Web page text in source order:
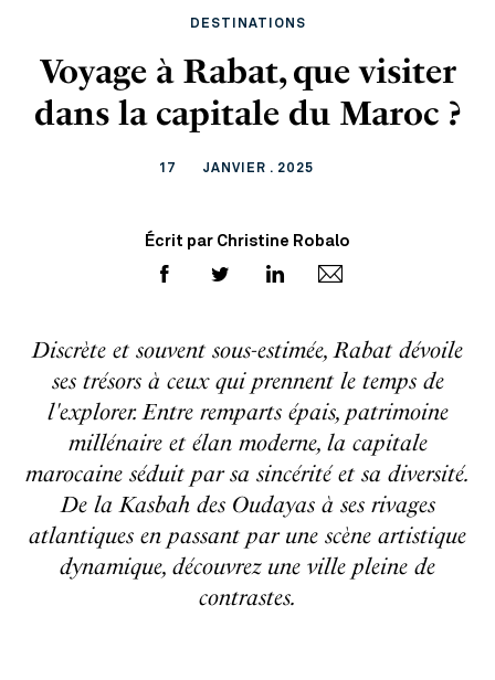
DESTINATIONS
Voyage à Rabat, que visiter
dans la capitale du Maroc ?
17 JANVIER . 2025
Écrit par Christine Robalo
Discrète et souvent sous-estimée, Rabat dévoile
ses trésors à ceux qui prennent le temps de
l'explorer. Entre remparts épais, patrimoine
millénaire et élan moderne, la capitale
marocaine séduit par sa sincérité et sa diversité.
De la Kasbah des Oudayas à ses rivages
atlantiques en passant par une scène artistique
dynamique, découvrez une ville pleine de
contrastes.